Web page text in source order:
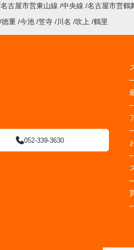
名古屋市営東山線 中央線 名古屋市営鶴
徳重 今池 笠寺 川名 吹上 鶴里
052-339-3630